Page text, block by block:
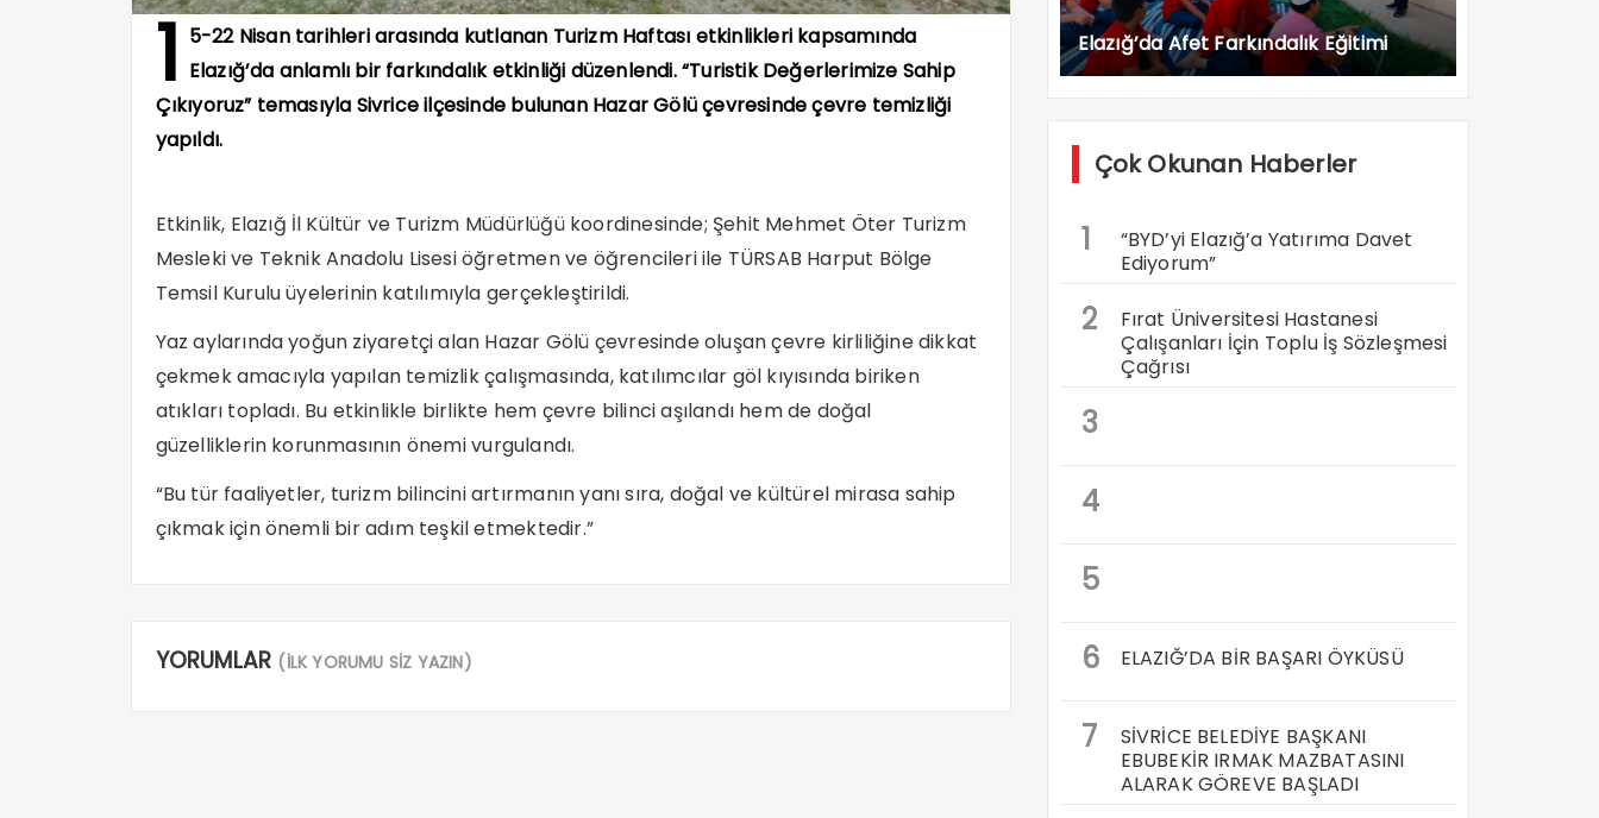
1 5-22 Nisan tarihleri arasında kutlanan Turizm Haftası etkinlikleri kapsamında
Elazığ’da anlamlı bir farkındalık etkinliği düzenlendi. “Turistik Değerlerimize Sahip
Çıkıyoruz” temasıyla Sivrice ilçesinde bulunan Hazar Gölü çevresinde çevre temizliği
yapıldı.
Etkinlik, Elazığ İl Kültür ve Turizm Müdürlüğü koordinesinde; Şehit Mehmet Öter Turizm
Mesleki ve Teknik Anadolu Lisesi öğretmen ve öğrencileri ile TÜRSAB Harput Bölge
Temsil Kurulu üyelerinin katılımıyla gerçekleştirildi.
Yaz aylarında yoğun ziyaretçi alan Hazar Gölü çevresinde oluşan çevre kirliliğine dikkat
çekmek amacıyla yapılan temizlik çalışmasında, katılımcılar göl kıyısında biriken
atıkları topladı. Bu etkinlikle birlikte hem çevre bilinci aşılandı hem de doğal
güzelliklerin korunmasının önemi vurgulandı.
“Bu tür faaliyetler, turizm bilincini artırmanın yanı sıra, doğal ve kültürel mirasa sahip
çıkmak için önemli bir adım teşkil etmektedir.”
YORUMLAR (İLK YORUMU SİZ YAZIN)
Elazığ’da Afet Farkındalık Eğitimi
Çok Okunan Haberler
1
“BYD’yi Elazığ’a Yatırıma Davet
Ediyorum”
2
Fırat Üniversitesi Hastanesi
Çalışanları İçin Toplu İş Sözleşmesi
Çağrısı
3
4
5
6
ELAZIĞ’DA BİR BAŞARI ÖYKÜSÜ
7
SİVRİCE BELEDİYE BAŞKANI
EBUBEKİR IRMAK MAZBATASINI
ALARAK GÖREVE BAŞLADI